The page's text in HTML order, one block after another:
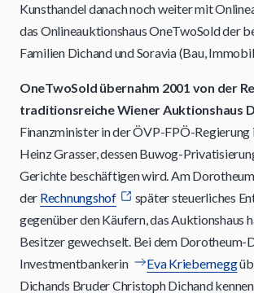
Kunsthandel danach noch weiter mit
das Onlineauktionshaus OneTwoSold der
Familien Dichand und Soravia (Bau,
OneTwoSold übernahm 2001 von der
traditionsreiche Wiener Auktionshaus
Finanzminister in der ÖVP-FPÖ-Regierung
Heinz Grasser, dessen Buwog-
Gerichte beschäftigen wird. Am
der Rechnungshof
später steuerliches
gegenüber den Käufern, das Auktionshaus
Besitzer gewechselt. Bei dem Dorotheum-
Investmentbankerin
Eva Kriebernegg
Dichands Bruder Christoph Dichand